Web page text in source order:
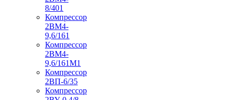
8/401
Компрессор
2ВМ4-
9,6/161
Компрессор
2ВМ4-
9,6/161М1
Компрессор
2ВП-6/35
Компрессор